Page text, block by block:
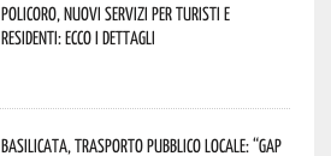
Policoro, nuovi servizi per turisti e
residenti: ecco i dettagli
Basilicata, trasporto pubblico locale: “Gap